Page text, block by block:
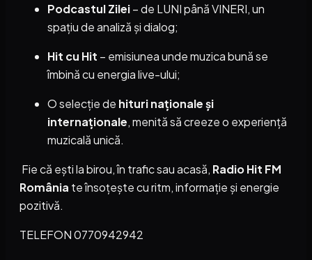
Podcastul Zilei– de LUNI până VINERI, un
spațiu de analiză și dialog;
Hit cu Hit – emisiunea unde muzica bună se
îmbină cu energia live-ului;
O selecție de hituri naționale și
internaționale, menită să creeze o experiență
muzicală unică.
Fie că ești la birou, în trafic sau acasă, Radio Hit FM
România te însoțește cu ritm, informație și energie
pozitivă.
TELEFON 0770942942